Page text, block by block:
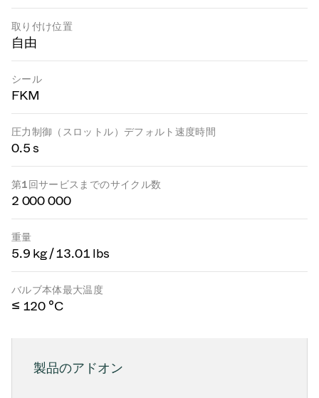
取り付け位置
自由
シール
FKM
圧力制御（スロットル）デフォルト速度時間
0.5 s
第1回サービスまでのサイクル数
2 000 000
重量
5.9 kg / 13.01 lbs
バルブ本体最大温度
≤ 120 °C
製品のアドオン